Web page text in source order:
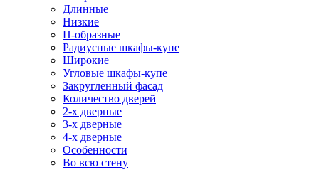
Длинные
Низкие
П-образные
Радиусные шкафы-купе
Широкие
Угловые шкафы-купе
Закругленный фасад
Количество дверей
2-х дверные
3-х дверные
4-х дверные
Особенности
Во всю стену